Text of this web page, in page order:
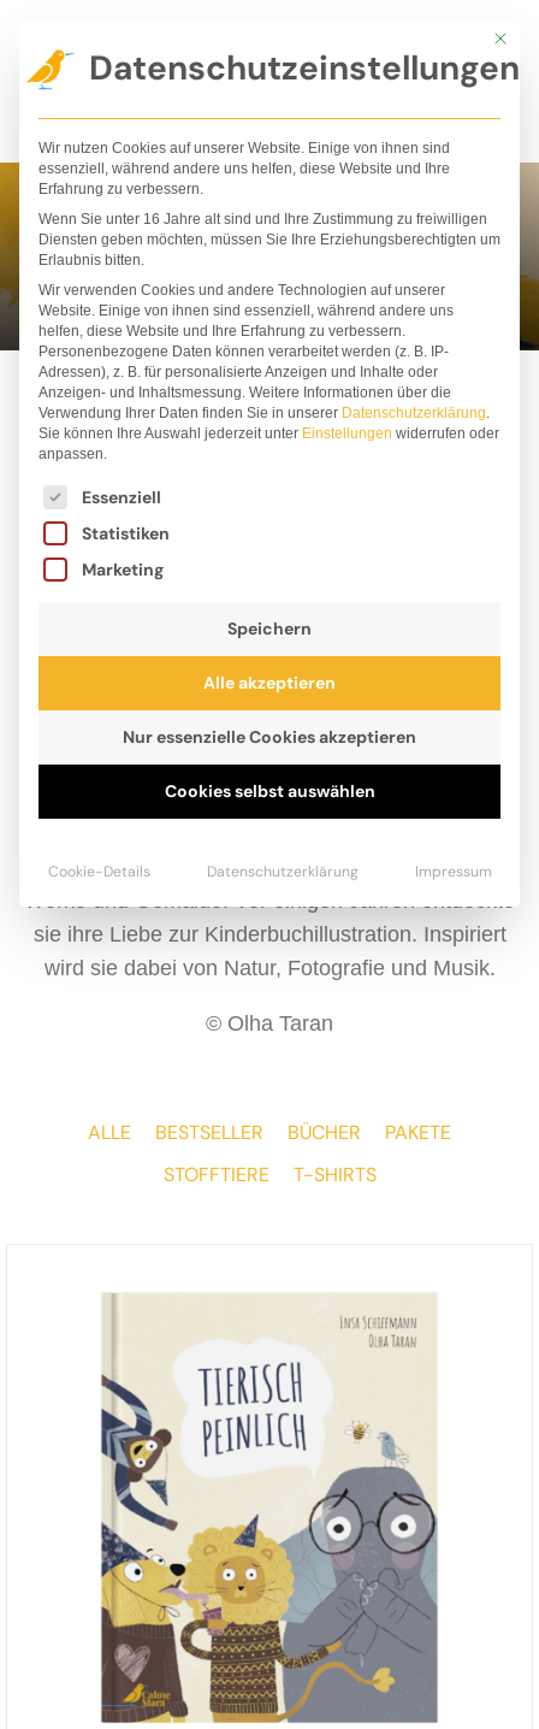
Inhalt
springen
Olha Taran
Olha Taran ist Künstlerin. Sie stammt aus der Stadt
Atelier besaß. Dort schuf sie auf traditionelle Weise
Werke und Gemälde. Vor einigen Jahren entdeckte
sie ihre Liebe zur Kinderbuchillustration. Inspiriert
wird sie dabei von Natur, Fotografie und Musik.
© Olha Taran
ALLE BESTSELLER BÜCHER
PAKETE
STOFFTIERE
T-SHIRTS
Mit
Datenschutzeinstellungen
Wir nutzen Cookies auf unserer Website. Einige von ihnen sind
essenziell, während andere uns helfen, diese Website und Ihre
Erfahrung zu verbessern.
Wenn Sie unter 16 Jahre alt sind und Ihre Zustimmung zu freiwilligen
Diensten geben möchten, müssen Sie Ihre Erziehungsberechtigten um
Erlaubnis bitten.
Wir verwenden Cookies und andere Technologien auf unserer
Website. Einige von ihnen sind essenziell, während andere uns
helfen, diese Website und Ihre Erfahrung zu verbessern.
Personenbezogene Daten können verarbeitet werden (z. B. IP-
Adressen), z. B. für personalisierte Anzeigen und Inhalte oder
Anzeigen- und Inhaltsmessung. Weitere Informationen über die
Verwendung Ihrer Daten finden Sie in unserer Datenschutzerklärung.
Sie können Ihre Auswahl jederzeit unter Einstellungen widerrufen oder
anpassen.
Es folgt eine Liste der Service-Gruppen, für die
Essenziell
Statistiken
Marketing
Speichern
Alle akzeptieren
Nur essenzielle Cookies akzeptieren
Cookies selbst auswählen
Cookie-Details Datenschutzerklärung Impressum